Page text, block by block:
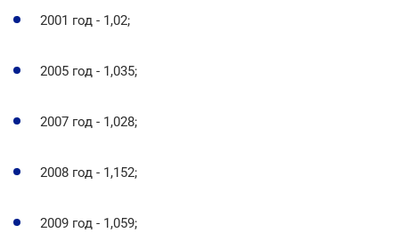
2001 год - 1,02;
2005 год - 1,035;
2007 год - 1,028;
2008 год - 1,152;
2009 год - 1,059;